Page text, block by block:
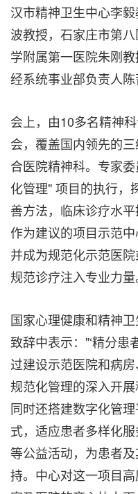
汉市精神卫生中心李
波教授，石家庄市第
学附属第一医院朱刚
经系统事业部负责人陈
会上，由10多名精神
会，覆盖国内领先的
合医院精神科。专家
化管理" 项目的执行，
善方法，临床诊疗水
作为建议的项目示范
并成为规范化示范医
规范诊疗注入专业力量
国家心理健康和精神
致辞中表示："‘精分
过建设示范医院和病
规范化管理的深入开展
同时还搭建数字化管
式，适应患者多样化
等公益活动，为患者
持。中心对这一项目